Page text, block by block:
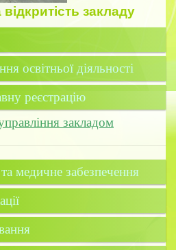
закладу
освітньої діяльності
реєстрацію
закладом
медичне забезпечення